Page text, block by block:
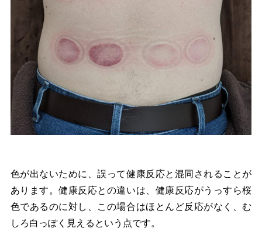
色が出ないために、誤って健康反応と混同されることが
あります。健康反応との違いは、健康反応がうっすら桜
色であるのに対し、この場合はほとんど反応がなく、む
しろ白っぽく見えるという点です。